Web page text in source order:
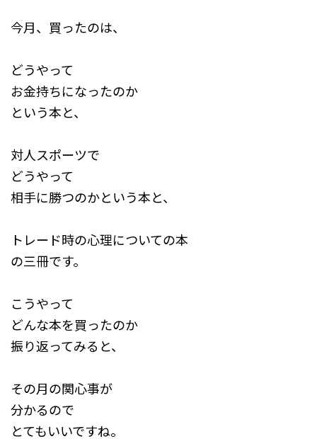
今月、買ったのは、
どうやって
お金持ちになったのか
という本と、
対人スポーツで
どうやって
相手に勝つのかという本と、
トレード時の心理についての本
の三冊です。
こうやって
どんな本を買ったのか
振り返ってみると、
その月の関心事が
分かるので
とてもいいですね。